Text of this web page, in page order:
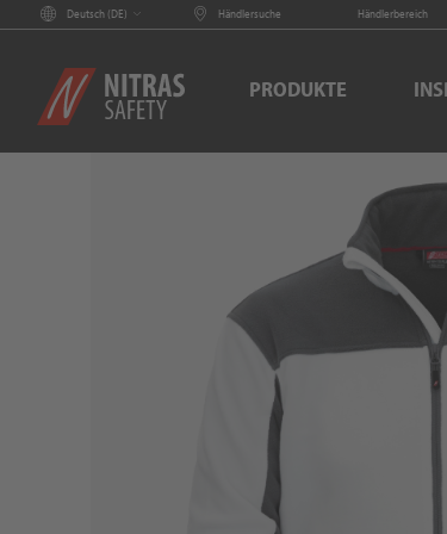
Deutsch (DE) Händlersuche Händlerbereich
PRODUKTE